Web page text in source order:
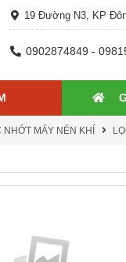
19 Đường N3, KP
0902874849 -
NHỚT MÁY NÉN KHÍ